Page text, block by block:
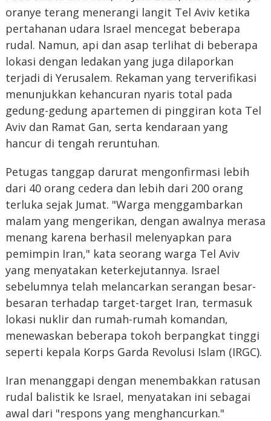
oranye terang menerangi langit Tel Aviv ketika
pertahanan udara Israel mencegat beberapa
rudal. Namun, api dan asap terlihat di beberapa
lokasi dengan ledakan yang juga dilaporkan
terjadi di Yerusalem. Rekaman yang terverifikasi
menunjukkan kehancuran nyaris total pada
gedung-gedung apartemen di pinggiran kota Tel
Aviv dan Ramat Gan, serta kendaraan yang
hancur di tengah reruntuhan.
Petugas tanggap darurat mengonfirmasi lebih
dari 40 orang cedera dan lebih dari 200 orang
terluka sejak Jumat. "Warga menggambarkan
malam yang mengerikan, dengan awalnya merasa
menang karena berhasil melenyapkan para
pemimpin Iran," kata seorang warga Tel Aviv
yang menyatakan keterkejutannya. Israel
sebelumnya telah melancarkan serangan besar-
besaran terhadap target-target Iran, termasuk
lokasi nuklir dan rumah-rumah komandan,
menewaskan beberapa tokoh berpangkat tinggi
seperti kepala Korps Garda Revolusi Islam (IRGC).
Iran menanggapi dengan menembakkan ratusan
rudal balistik ke Israel, menyatakan ini sebagai
awal dari "respons yang menghancurkan."